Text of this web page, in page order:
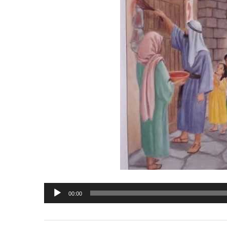
Lecteur
audio
00:00